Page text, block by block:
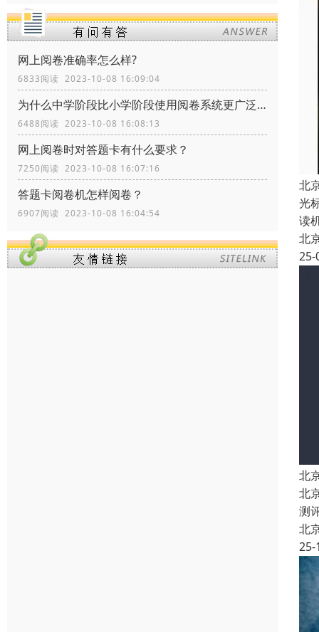
网上阅卷准确率怎么样?
6833阅读 2023-10-08 16:09:04
为什么中学阶段比小学阶段使用阅卷系统更广泛？
6488阅读 2023-10-08 16:08:13
网上阅卷时对答题卡有什么要求？
7250阅读 2023-10-08 16:07:16
答题卡阅卷机怎样阅卷？
6907阅读 2023-10-08 16:04:54
北
光
读
北
25-
北
北
测
北
25-